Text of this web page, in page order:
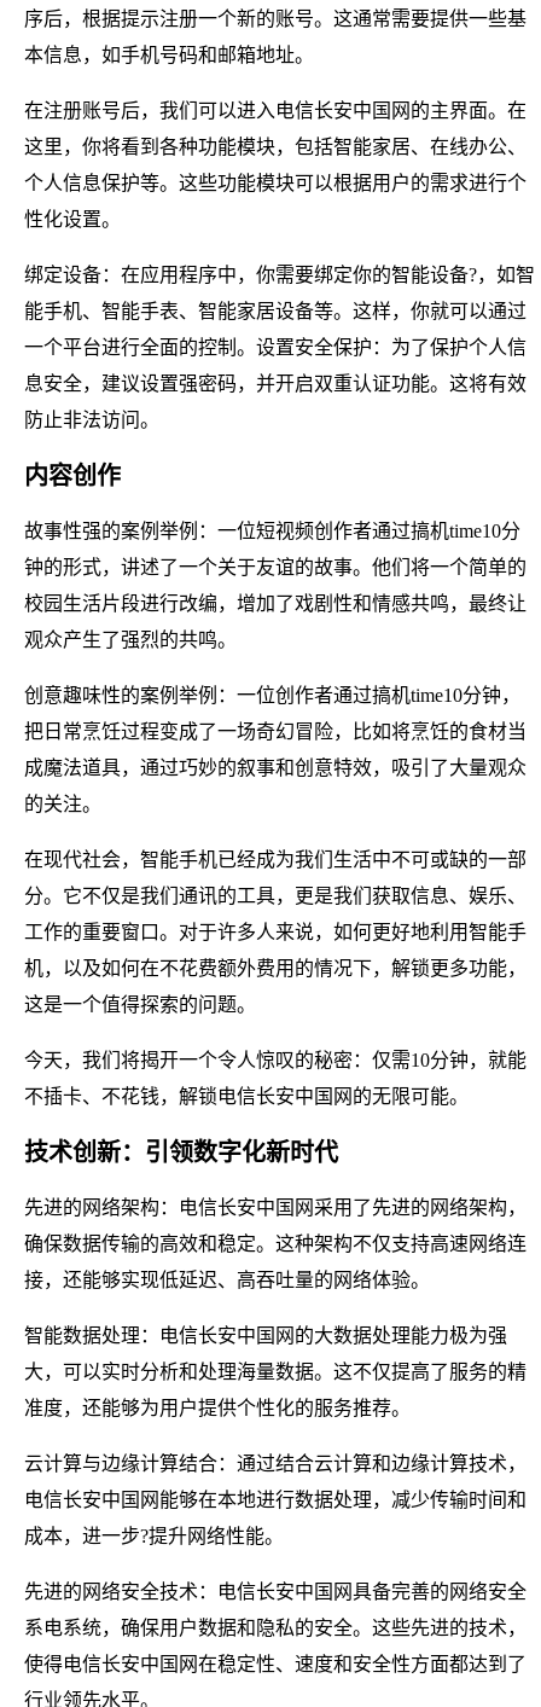
序后，根据提示注册一个新的账号。这通常需要提供一些基
本信息，如手机号码和邮箱地址。
在注册账号后，我们可以进入电信长安中国网的主界面。在
这里，你将看到各种功能模块，包括智能家居、在线办公、
个人信息保护等。这些功能模块可以根据用户的需求进行个
性化设置。
绑定设备：在应用程序中，你需要绑定你的智能设备?，如智
能手机、智能手表、智能家居设备等。这样，你就可以通过
一个平台进行全面的控制。设置安全保护：为了保护个人信
息安全，建议设置强密码，并开启双重认证功能。这将有效
防止非法访问。
内容创作
故事性强的案例举例：一位短视频创作者通过搞机time10分
钟的形式，讲述了一个关于友谊的故事。他们将一个简单的
校园生活片段进行改编，增加了戏剧性和情感共鸣，最终让
观众产生了强烈的共鸣。
创意趣味性的案例举例：一位创作者通过搞机time10分钟，
把日常烹饪过程变成了一场奇幻冒险，比如将烹饪的食材当
成魔法道具，通过巧妙的叙事和创意特效，吸引了大量观众
的关注。
在现代社会，智能手机已经成为我们生活中不可或缺的一部
分。它不仅是我们通讯的工具，更是我们获取信息、娱乐、
工作的重要窗口。对于许多人来说，如何更好地利用智能手
机，以及如何在不花费额外费用的情况下，解锁更多功能，
这是一个值得探索的问题。
今天，我们将揭开一个令人惊叹的秘密：仅需10分钟，就能
不插卡、不花钱，解锁电信长安中国网的无限可能。
技术创新：引领数字化新时代
先进的网络架构：电信长安中国网采用了先进的网络架构，
确保数据传输的高效和稳定。这种架构不仅支持高速网络连
接，还能够实现低延迟、高吞吐量的网络体验。
智能数据处理：电信长安中国网的大数据处理能力极为强
大，可以实时分析和处理海量数据。这不仅提高了服务的精
准度，还能够为用户提供个性化的服务推荐。
云计算与边缘计算结合：通过结合云计算和边缘计算技术，
电信长安中国网能够在本地进行数据处理，减少传输时间和
成本，进一步?提升网络性能。
先进的网络安全技术：电信长安中国网具备完善的网络安全
系电系统，确保用户数据和隐私的安全。这些先进的技术，
使得电信长安中国网在稳定性、速度和安全性方面都达到了
行业领先水平。